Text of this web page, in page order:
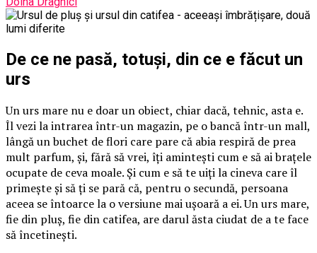
De ce ne pasă, totuși, din ce e făcut un
urs
Un urs mare nu e doar un obiect, chiar dacă, tehnic, asta e.
Îl vezi la intrarea într-un magazin, pe o bancă într-un mall,
lângă un buchet de flori care pare că abia respiră de prea
mult parfum, și, fără să vrei, îți amintești cum e să ai brațele
ocupate de ceva moale. Și cum e să te uiți la cineva care îl
primește și să ți se pară că, pentru o secundă, persoana
aceea se întoarce la o versiune mai ușoară a ei. Un urs mare,
fie din pluș, fie din catifea, are darul ăsta ciudat de a te face
să încetinești.